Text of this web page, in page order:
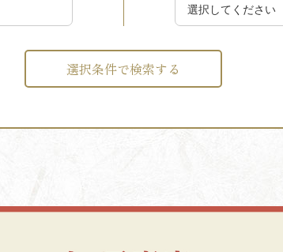
選択条件で検索する